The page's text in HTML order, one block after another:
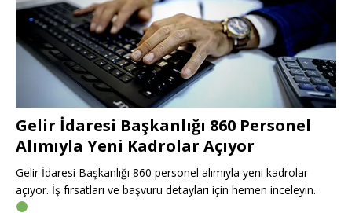
Gelir İdaresi Başkanlığı 860 Personel
Alımıyla Yeni Kadrolar Açıyor
Gelir İdaresi Başkanlığı 860 personel alımıyla yeni kadrolar
açıyor. İş fırsatları ve başvuru detayları için hemen inceleyin.